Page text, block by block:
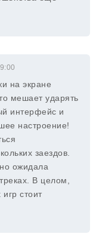
на экране
мешает ударять
интерфейс и
настроение!
заездов.
ожидала
В целом,
стоит